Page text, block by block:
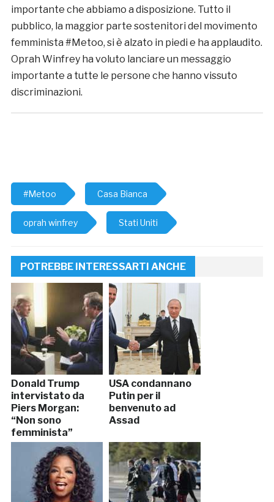
importante che abbiamo a disposizione. Tutto il
pubblico, la maggior parte sostenitori del movimento
femminista #Metoo, si è alzato in piedi e ha applaudito.
Oprah Winfrey ha voluto lanciare un messaggio
importante a tutte le persone che hanno vissuto
discriminazioni.
#Metoo Casa Bianca
oprah winfrey Stati Uniti
POTREBBE INTERESSARTI ANCHE
Donald Trump
intervistato da
Piers Morgan:
“Non sono
femminista”
USA condannano
Putin per il
benvenuto ad
Assad